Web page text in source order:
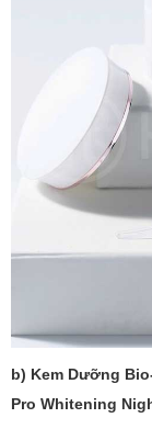
b) Kem Dưỡng
Pro Whitening